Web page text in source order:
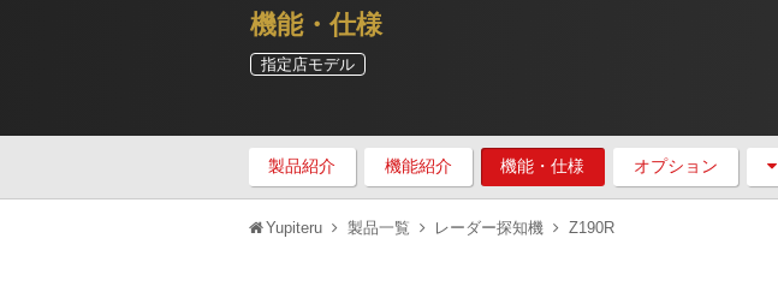
機能・仕様
指定店モデル
製品紹介 機能紹介 機能・仕様 オプション
Yupiteru 製品一覧 レーダー探知機 Z190R